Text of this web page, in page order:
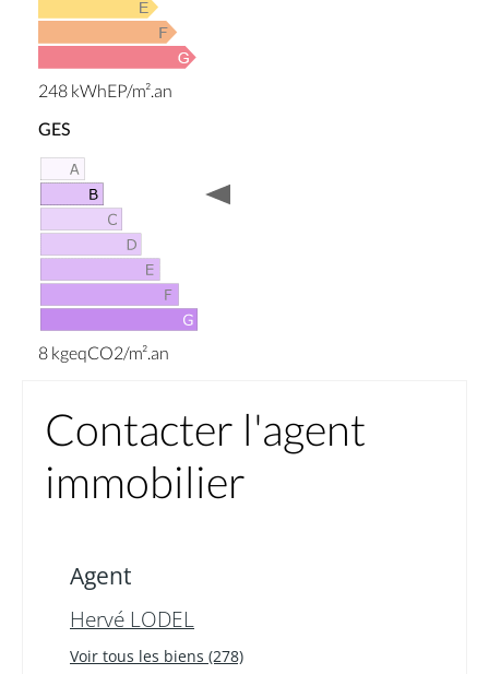
248 kWhEP/m².an
GES
8 kgeqCO2/m².an
Contacter l'agent
immobilier
Agent
Hervé LODEL
Voir tous les biens (278)